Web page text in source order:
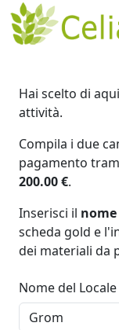
Hai scelto di
attività.
Compila i due
pagamento
200.00 €.
Inserisci il nome
scheda gold e
dei materiali da
Nome del Locale